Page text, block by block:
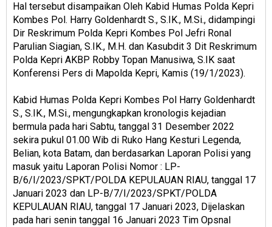
Hal tersebut disampaikan Oleh Kabid Humas Polda Kepri
Kombes Pol. Harry Goldenhardt S., S.IK., M.Si., didampingi
Dir Reskrimum Polda Kepri Kombes Pol Jefri Ronal
Parulian Siagian, S.IK., M.H. dan Kasubdit 3 Dit Reskrimum
Polda Kepri AKBP Robby Topan Manusiwa, S.IK saat
Konferensi Pers di Mapolda Kepri, Kamis (19/1/2023).
Kabid Humas Polda Kepri Kombes Pol Harry Goldenhardt
S., S.IK., M.Si., mengungkapkan kronologis kejadian
bermula pada hari Sabtu, tanggal 31 Desember 2022
sekira pukul 01.00 Wib di Ruko Hang Kesturi Legenda,
Belian, kota Batam, dan berdasarkan Laporan Polisi yang
masuk yaitu Laporan Polisi Nomor : LP-
B/6/I/2023/SPKT/POLDA KEPULAUAN RIAU, tanggal 17
Januari 2023 dan LP-B/7/I/2023/SPKT/POLDA
KEPULAUAN RIAU, tanggal 17 Januari 2023, Dijelaskan
pada hari senin tanggal 16 Januari 2023 Tim Opsnal